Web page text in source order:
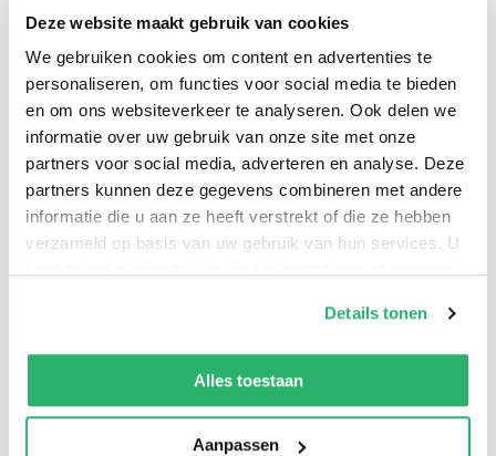
Deze website maakt gebruik van cookies
We gebruiken cookies om content en advertenties te
personaliseren, om functies voor social media te bieden
en om ons websiteverkeer te analyseren. Ook delen we
informatie over uw gebruik van onze site met onze
partners voor social media, adverteren en analyse. Deze
partners kunnen deze gegevens combineren met andere
informatie die u aan ze heeft verstrekt of die ze hebben
verzameld op basis van uw gebruik van hun services. U
kunnen ontvangen en verwerken.
Details tonen
Alles toestaan
Aanpassen
bewaartips
* Van soep, stamppot en deviralgehaktballen (meer
dan 1 miljoen views) tot de perfecte pasta bolo, quiche
en sabayon.
Voor wie basiskookkennis mist of heimwee heeft naar
(groot)moeders keuken.
‘Brabantse recepten van oma Mia hit op sociale media.’